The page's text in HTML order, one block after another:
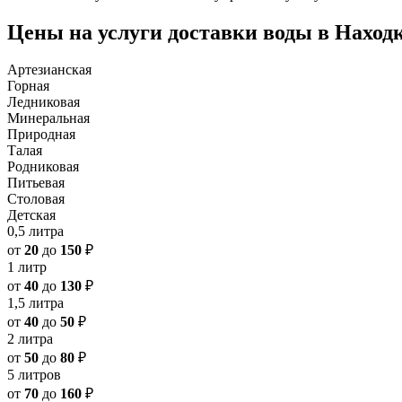
Цены на услуги доставки воды в
Артезианская
Горная
Ледниковая
Минеральная
Природная
Талая
Родниковая
Питьевая
Столовая
Детская
0,5 литра
от 20 до 150 ₽
1 литр
от 40 до 130 ₽
1,5 литра
от 40 до 50 ₽
2 литра
от 50 до 80 ₽
5 литров
от 70 до 160 ₽